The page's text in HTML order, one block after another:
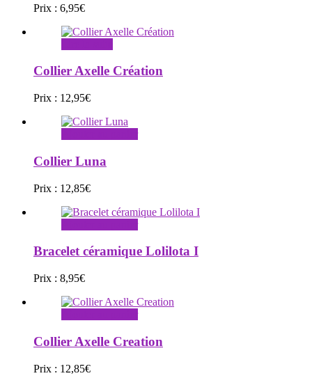
Prix : 6,95€
Collier Axelle Création
Prix : 12,95€
Collier Luna
Prix : 12,85€
Bracelet céramique Lolilota I
Prix : 8,95€
Collier Axelle Creation
Prix : 12,85€